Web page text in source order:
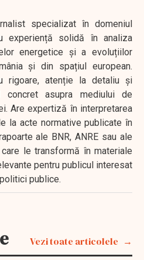
specializat în domeniul
experiență solidă în analiza
energetice și a evoluțiilor
și din spațiul european.
rigoare, atenție la detaliu și
concret asupra mediului de
Are expertiză în interpretarea
la acte normative publicate în
ale BNR, ANRE sau ale
le transformă în materiale
pentru publicul interesat
publice.
Vezi toate articolele